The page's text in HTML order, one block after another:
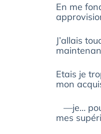
En me
J’allais
Etais je
mon
—je…
mes